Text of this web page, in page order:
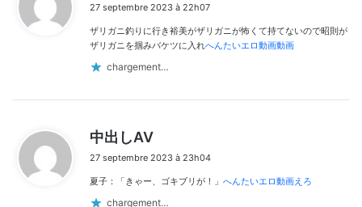
t
:
27 septembre 2023 à 22h07
ザリガニ釣りに行き裕美がザリガニが怖くて持てないので昭則が
ザリガニを掴みバケツに入れへんたいエロ動画動画
chargement…
中出しAV
t
27 septembre 2023 à 23h04
夏子：「きゃー、ゴキブリが！」 へんたいエロ動画えろ
chargement…